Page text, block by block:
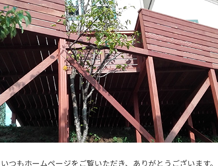
いつもホームページをご覧いただき、ありがとうございます。